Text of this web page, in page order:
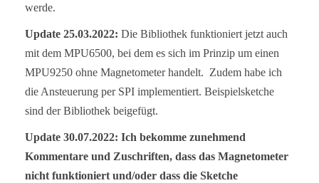
werde.
Update 25.03.2022: Die Bibliothek funktioniert jetzt auch
mit dem MPU6500, bei dem es sich im Prinzip um einen
MPU9250 ohne Magnetometer handelt. Zudem habe ich
die Ansteuerung per SPI implementiert. Beispielsketche
sind der Bibliothek beigefügt.
Update 30.07.2022: Ich bekomme zunehmend
Kommentare und Zuschriften, dass das Magnetometer
nicht funktioniert und/oder dass die Sketche